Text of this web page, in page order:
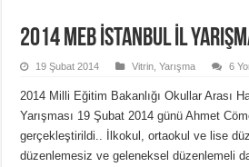
2014 MEB İstanbul İl
19 Şubat 2014 Vitrin ,Yarışma 6
2014 Milli Eğitim Bakanlığı Okullar Arası
Yarışması 19 Şubat 2014 günü Ahmet
gerçekleştirildi.. İlkokul, ortaokul ve lise
düzenlemesiz ve geleneksel düzenlemeli